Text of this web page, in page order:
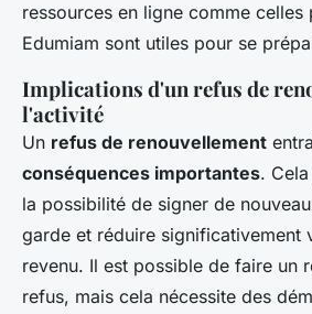
ressources en ligne comme celles
Edumiam sont utiles pour se
Implications d'un refus de
l'activité
Un refus de renouvellement
conséquences importantes.
la possibilité de signer de
garde et réduire significativement
revenu. Il est possible de faire un
refus, mais cela nécessite des